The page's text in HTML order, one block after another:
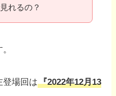
れるの？
登場回は『2022年12月13